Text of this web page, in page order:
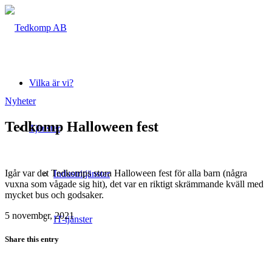
Vilka är vi?
Tjänster
Industritjänster
IT-tjänster
Nyheter
Tedkomp Halloween fest
Igår var det Tedkomps stora Halloween fest för alla barn (några
vuxna som vågade sig hit), det var en riktigt skrämmande kväll med
mycket bus och godsaker.
5 november, 2021
Share this entry